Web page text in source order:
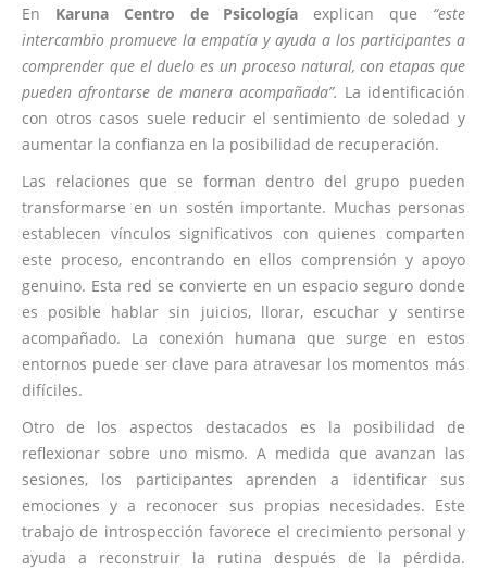
En Karuna Centro de Psicología explican que “este
intercambio promueve la empatía y ayuda a los participantes a
comprender que el duelo es un proceso natural, con etapas que
pueden afrontarse de manera acompañada”. La identificación
con otros casos suele reducir el sentimiento de soledad y
aumentar la confianza en la posibilidad de recuperación.
Las relaciones que se forman dentro del grupo pueden
transformarse en un sostén importante. Muchas personas
establecen vínculos significativos con quienes comparten
este proceso, encontrando en ellos comprensión y apoyo
genuino. Esta red se convierte en un espacio seguro donde
es posible hablar sin juicios, llorar, escuchar y sentirse
acompañado. La conexión humana que surge en estos
entornos puede ser clave para atravesar los momentos más
difíciles.
Otro de los aspectos destacados es la posibilidad de
reflexionar sobre uno mismo. A medida que avanzan las
sesiones, los participantes aprenden a identificar sus
emociones y a reconocer sus propias necesidades. Este
trabajo de introspección favorece el crecimiento personal y
ayuda a reconstruir la rutina después de la pérdida.